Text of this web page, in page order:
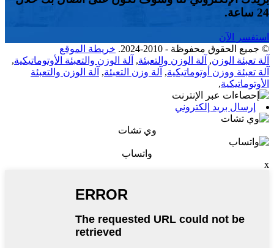
24 ساعة.
استفسر الآن
© جميع الحقوق محفوظة - 2010-2024.
خريطة الموقع
آلة تعبئة الوزن, آلة الوزن والتعبئة, آلة الوزن والتعبئة الأوتوماتيكية,
آلة تعبئة ووزن أوتوماتيكية, آلة وزن التعبئة, آلة الوزن والتعبئة
الأوتوماتيكية,
إرسال بريد إلكتروني
وي تشات
واتساب
x